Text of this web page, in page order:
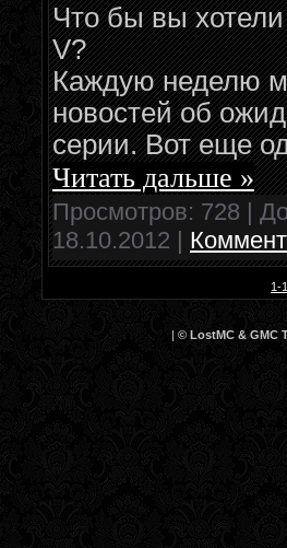
Что бы вы хотели
V?
Каждую неделю
новостей об
серии. Вот еще
Читать дальше »
Просмотров: 728 |
18.10.2012 |
1-
| © LostMC & GMC